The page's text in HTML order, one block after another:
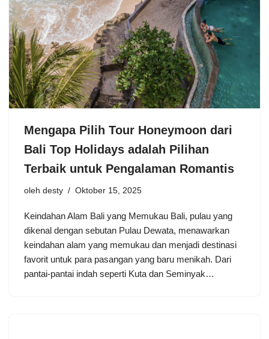
Mengapa Pilih Tour Honeymoon dari
Bali Top Holidays adalah Pilihan
Terbaik untuk Pengalaman Romantis
oleh desty Oktober 15, 2025
Keindahan Alam Bali yang Memukau Bali, pulau yang
dikenal dengan sebutan Pulau Dewata, menawarkan
keindahan alam yang memukau dan menjadi destinasi
favorit untuk para pasangan yang baru menikah. Dari
pantai-pantai indah seperti Kuta dan Seminyak…